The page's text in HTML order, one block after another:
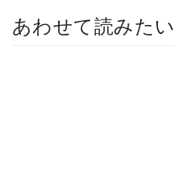
あわせて読みたい